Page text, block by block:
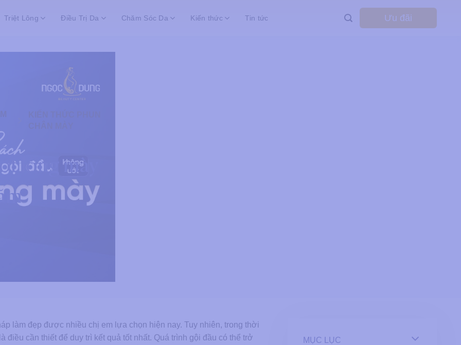
Triệt Lông Điều Trị Da Chăm Sóc Da Kiến thức Tin tức Ưu đãi
lông mày
làm đẹp được nhiều chị em lựa chọn hiện nay. Tuy nhiên, trong thời
cần thiết để duy trì kết quả tốt nhất. Quá trình gội đầu có thể trở
MỤC LỤC